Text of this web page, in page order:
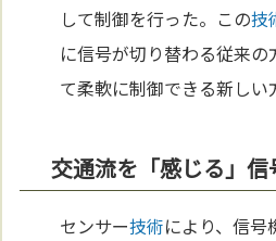
して制御を行った。この技
に信号が切り替わる従来
て柔軟に制御できる新しい
交通流を「感じる」信
センサー技術により、信号